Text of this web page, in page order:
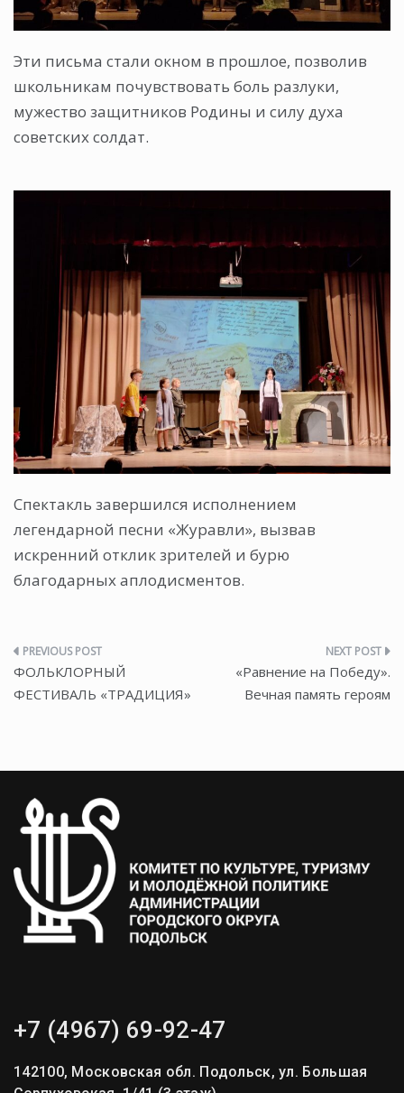
Эти письма стали окном в прошлое, позволив
школьникам почувствовать боль разлуки,
мужество защитников Родины и силу духа
советских солдат.
Спектакль завершился исполнением
легендарной песни «Журавли», вызвав
искренний отклик зрителей и бурю
благодарных аплодисментов.
Навигация
по
ФОЛЬКЛОРНЫЙ
ФЕСТИВАЛЬ «ТРАДИЦИЯ»
«Равнение на Победу».
Вечная память героям
+7 (4967) 69-92-47
142100, Московская обл. Подольск, ул. Большая